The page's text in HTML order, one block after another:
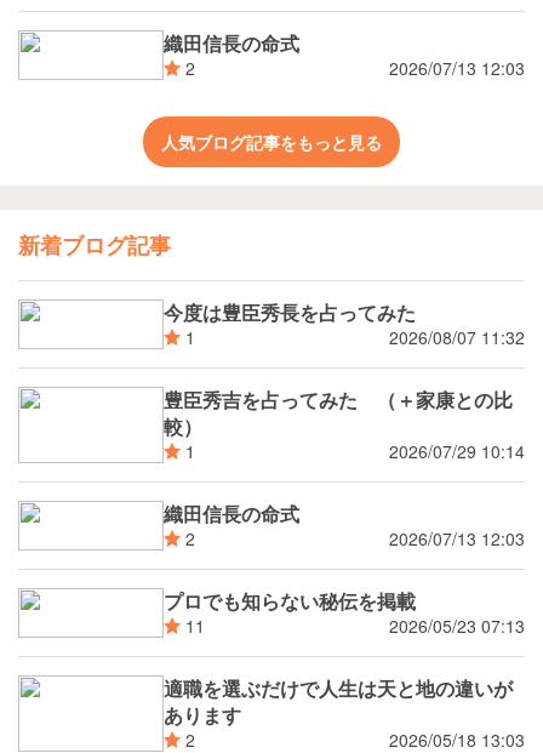
織田信長の命式
2 2026/07/13 12:03
人気ブログ記事をもっと見る
新着ブログ記事
今度は豊臣秀長を占ってみた
1 2026/08/07 11:32
豊臣秀吉を占ってみた （＋家康との比
較）
1 2026/07/29 10:14
織田信長の命式
2 2026/07/13 12:03
プロでも知らない秘伝を掲載
11 2026/05/23 07:13
適職を選ぶだけで人生は天と地の違いが
あります
2 2026/05/18 13:03